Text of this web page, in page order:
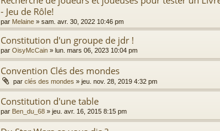
- Jeu de Rôle!
par Melaine » sam. avr. 30, 2022 10:46 pm
Constitution d'un groupe de jdr !
par OisyMcCain » lun. mars 06, 2023 10:04 pm
Convention Clés des mondes
par clés des mondes » jeu. nov. 28, 2019 4:32 pm
Constitution d'une table
par Ben_du_68 » jeu. avr. 16, 2015 8:15 pm